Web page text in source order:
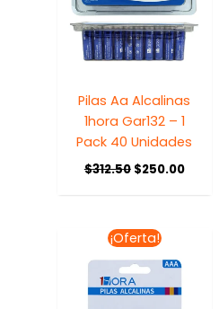
Pilas Aa Alcalinas
1hora Gar132 – 1
Pack 40 Unidades
$312.50 $250.00
¡Oferta!
El
precio
original
era:
$62.50.
actual
$55.00.